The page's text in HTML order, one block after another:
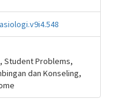
Student Problems,
dan Konseling,